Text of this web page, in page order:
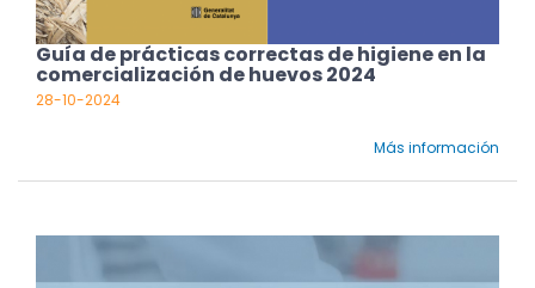
Guía de prácticas correctas de higiene en la
comercialización de huevos 2024
28-10-2024
Más información